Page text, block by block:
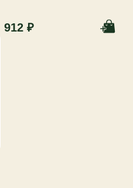
912 ₽